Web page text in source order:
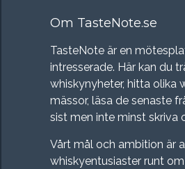
Om TasteNote.se
TasteNote är en
intresserade. Här kan du
whiskynyheter, hitta olika
mässor, läsa de senaste
sist men inte minst skriva
Vårt mål och ambition är
whiskyentusiaster runt